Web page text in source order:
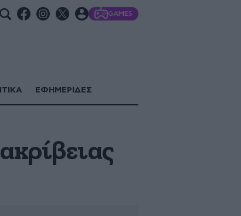
GAMES
ΕΦΗΜΕΡΙΔΕΣ